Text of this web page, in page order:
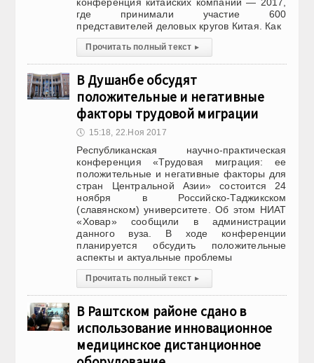
где принимали участие 600
представителей деловых кругов Китая. Как
Прочитать полный текст ▸
В Душанбе обсудят
положительные и негативные
факторы трудовой миграции
🕔 15:18, 22.Ноя 2017
Республиканская научно-практическая
конференция «Трудовая миграция: ее
положительные и негативные факторы для
стран Центральной Азии» состоится 24
ноября в Российско-Таджикском
(славянском) университете. Об этом НИАТ
«Ховар» сообщили в администрации
данного вуза. В ходе конференции
планируется обсудить положительные
аспекты и актуальные проблемы
Прочитать полный текст ▸
В Раштском районе сдано в
использование инновационное
медицинское дистанционное